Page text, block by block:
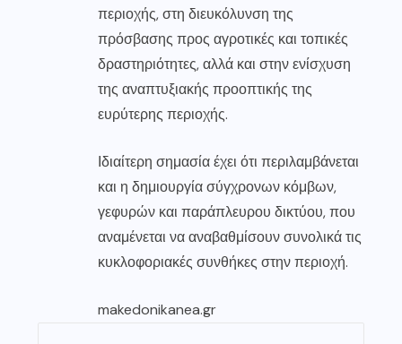
περιοχής, στη διευκόλυνση της
πρόσβασης προς αγροτικές και τοπικές
δραστηριότητες, αλλά και στην ενίσχυση
της αναπτυξιακής προοπτικής της
ευρύτερης περιοχής.
Ιδιαίτερη σημασία έχει ότι περιλαμβάνεται
και η δημιουργία σύγχρονων κόμβων,
γεφυρών και παράπλευρου δικτύου, που
αναμένεται να αναβαθμίσουν συνολικά τις
κυκλοφοριακές συνθήκες στην περιοχή.
makedonikanea.gr